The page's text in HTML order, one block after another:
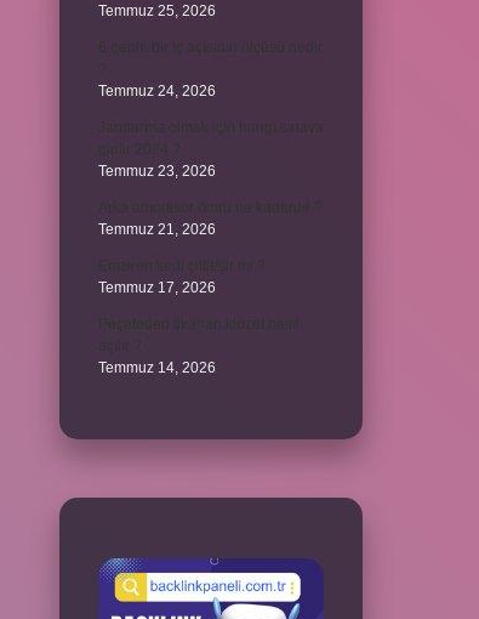
Temmuz 25, 2026
Temmuz 24, 2026
Temmuz 23, 2026
Temmuz 21, 2026
Temmuz 17, 2026
Temmuz 14, 2026